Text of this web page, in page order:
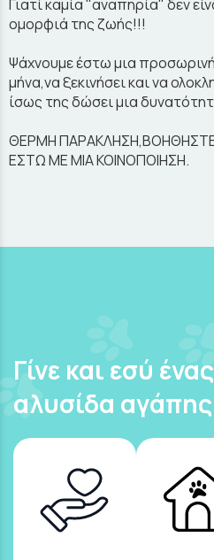
Γιατί καμία "αναπηρία" δεν
ομορφιά της ζωής!!!
Ψάχνουμε έστω μια προσωρινή
μήνα,να ξεκινήσει και να
ίσως της δώσει μια
ΘΕΡΜΗ
ΕΣΤΩ ΜΕ ΜΙΑ ΚΟΙΝΟΠΟΙΗΣΗ.
Γίνε και εσύ
αλυσίδα αγάπης